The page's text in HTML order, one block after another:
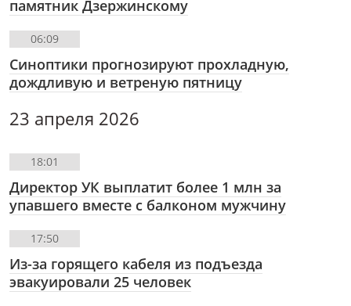
памятник Дзержинскому
06:09
Синоптики прогнозируют прохладную,
дождливую и ветреную пятницу
23 апреля 2026
18:01
Директор УК выплатит более 1 млн за
упавшего вместе с балконом мужчину
17:50
Из-за горящего кабеля из подъезда
эвакуировали 25 человек